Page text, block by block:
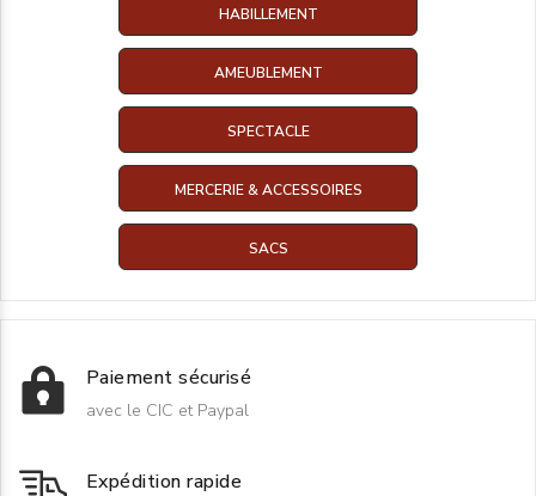
HABILLEMENT
AMEUBLEMENT
SPECTACLE
MERCERIE & ACCESSOIRES
SACS
Paiement sécurisé
avec le CIC et Paypal
Expédition rapide